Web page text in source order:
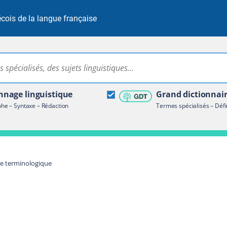
de la langue française
Rechercher dans tout le site
linguistique
– Syntaxe – Rédaction
Grand
Termes spécialisés –
terminologique
terminologique